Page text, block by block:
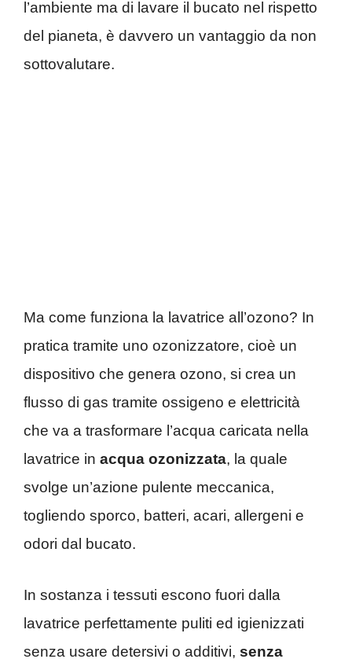
l’ambiente ma di lavare il bucato nel rispetto
del pianeta, è davvero un vantaggio da non
sottovalutare.
Ma come funziona la lavatrice all’ozono? In
pratica tramite uno ozonizzatore, cioè un
dispositivo che genera ozono, si crea un
flusso di gas tramite ossigeno e elettricità
che va a trasformare l’acqua caricata nella
lavatrice in acqua ozonizzata, la quale
svolge un’azione pulente meccanica,
togliendo sporco, batteri, acari, allergeni e
odori dal bucato.
In sostanza i tessuti escono fuori dalla
lavatrice perfettamente puliti ed igienizzati
senza usare detersivi o additivi, senza